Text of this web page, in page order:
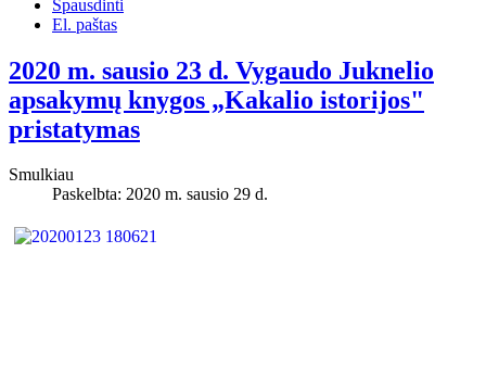
Spausdinti
El. paštas
2020 m. sausio 23 d. Vygaudo Juknelio
apsakymų knygos „Kakalio istorijos"
pristatymas
Smulkiau
Paskelbta: 2020 m. sausio 29 d.